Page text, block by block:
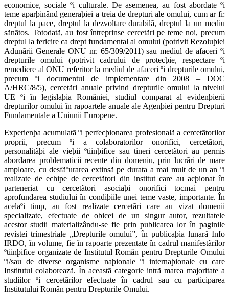
economice, sociale ºi culturale. De asemenea, au fost abordate ºi
teme aparþinând generaþiei a treia de drepturi ale omului, cum ar fi:
dreptul la pace, dreptul la dezvoltare durabilã, dreptul la un mediu
sãnãtos. Totodatã, au fost întreprinse cercetãri pe teme noi, precum
dreptul la fericire ca drept fundamental al omului (potrivit Rezoluþiei
Adunãrii Generale ONU nr. 65/309/2011) sau mediul de afaceri ºi
drepturile omului (potrivit cadrului de protecþie, respectare ºi
remediere al ONU referitor la mediul de afaceri ºi drepturile omului,
precum ºi documentul de implementare din 2008 – DOC
A/HRC/8/5), cercetãri anuale privind drepturile omului la nivelul
UE ºi în legislaþia României, studiul comparat al evidenþierii
drepturilor omului în rapoartele anuale ale Agenþiei pentru Drepturi
Fundamentale a Uniunii Europene.
Experienþa acumulatã ºi perfecþionarea profesionalã a cercetãtorilor
proprii, precum ºi a colaboratorilor onorifici, cercetãtori,
personalitãþi ale vieþii ºtiinþifice sau tineri cercetãtori au permis
abordarea problematicii recente din domeniu, prin lucrãri de mare
amploare, cu desfãºurarea extinsã pe durata a mai mult de un an ºi
realizate de echipe de cercetãtori din institut care au acþionat în
parteneriat cu cercetãtori asociaþi onorifici tocmai pentru
aprofundarea studiului în condiþiile unei teme vaste, importante. În
acelaºi timp, au fost realizate cercetãri care au vizat domenii
specializate, efectuate de obicei de un singur autor, rezultatele
acestor studii materializându-se fie prin publicarea lor în paginile
revistei trimestriale „Drepturile omului”, în publicaþia lunarã Info
IRDO, în volume, fie în rapoarte prezentate în cadrul manifestãrilor
ºtiinþifice organizate de Institutul Român pentru Drepturile Omului
ºi/sau de diverse organisme naþionale ºi internaþionale cu care
Institutul colaboreazã. În aceastã categorie intrã marea majoritate a
studiilor ºi cercetãrilor efectuate în cadrul sau cu participarea
Institutului Român pentru Drepturile Omului.